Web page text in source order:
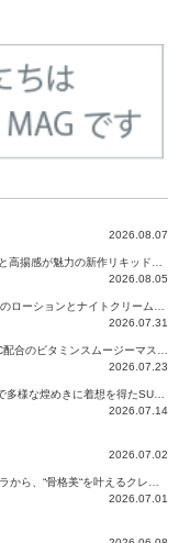
2026.08.07
2026.08.05
2026.07.31
2026.07.23
2026.07.14
2026.07.02
2026.07.01